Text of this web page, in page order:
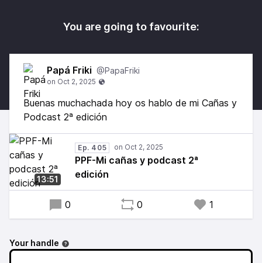
You are going to favourite:
Papá Friki @PapaFriki
Buenas muchachada hoy os hablo de mi Cañas y
Podcast 2ª edición
13:51
Ep. 405
PPF-Mi cañas y podcast 2ª
edición
0 0 1
Your handle